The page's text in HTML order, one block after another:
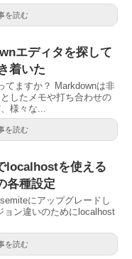
を読む
エディタを探して
着いた
てますか？ Markdownは非
したメモや打ち合わせの
様々な...
を読む
localhostを使える
各種設定
にアップグレードし
ョン違いのためにlocalhost
を読む